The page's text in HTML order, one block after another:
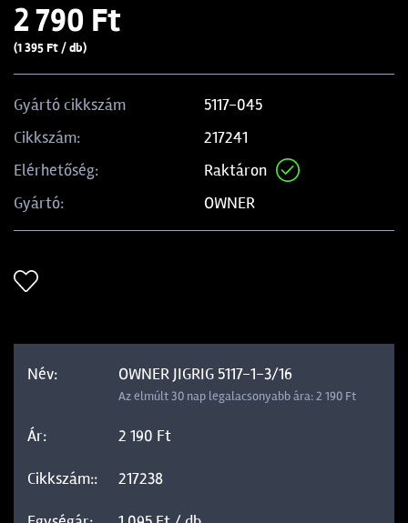
2 790 Ft
(1 395 Ft / db)
Gyártó cikkszám
5117-045
Cikkszám:
217241
Elérhetőség:
Raktáron
Gyártó:
OWNER
OWNER JIGRIG 5117-1-3/16
Az elmúlt 30 nap legalacsonyabb ára: 2 190 Ft
2 190 Ft
217238